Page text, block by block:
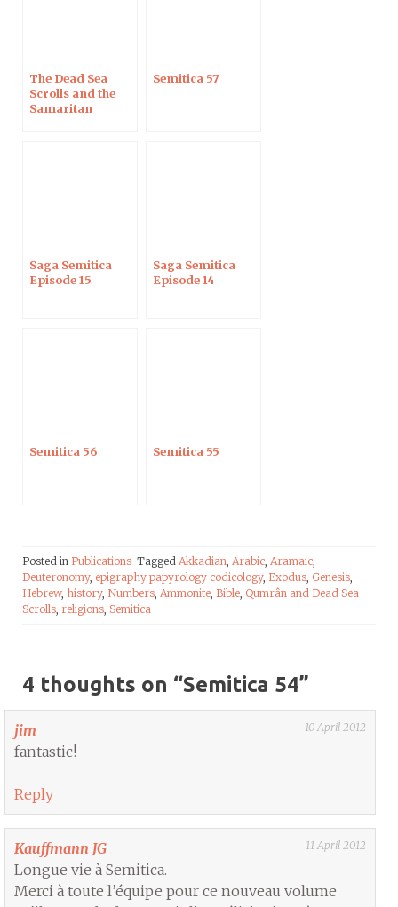
The Dead Sea
Scrolls and the
Samaritan
Semitica 57
Saga Semitica
Episode 15
Saga Semitica
Episode 14
Semitica 56 Semitica 55
Posted in Publications Tagged Akkadian, Arabic, Aramaic,
Deuteronomy, epigraphy papyrology codicology, Exodus, Genesis,
Hebrew, history, Numbers, Ammonite, Bible, Qumrân and Dead Sea
Scrolls, religions, Semitica
4 thoughts on “Semitica 54”
jim 10 April 2012
fantastic!
Reply
Kauffmann JG 11 April 2012
Longue vie à Semitica.
Merci à toute l’équipe pour ce nouveau volume